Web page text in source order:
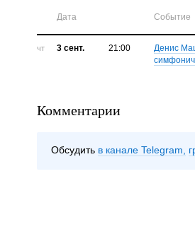
Дата Событие
чт 3 сент. 21:00
Денис
Комментарии
Обсудить в канале Telegram